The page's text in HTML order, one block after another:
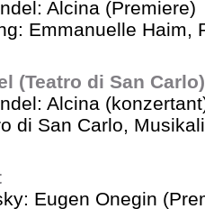
Alcina (Premiere)
Emmanuelle Haim,
(Teatro di San Carlo)
Alcina
di San Carlo,
Eugen Onegin